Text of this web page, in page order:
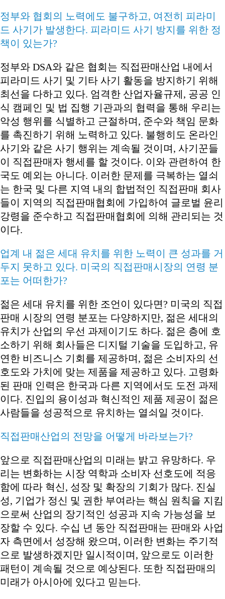
정부와 협회의 노력에도 불구하고, 여전히 피라미
드 사기가 발생한다. 피라미드 사기 방지를 위한 정
책이 있는가?
정부와 DSA와 같은 협회는 직접판매산업 내에서
피라미드 사기 및 기타 사기 활동을 방지하기 위해
최선을 다하고 있다. 엄격한 산업자율규제, 공공 인
식 캠페인 및 법 집행 기관과의 협력을 통해 우리는
악성 행위를 식별하고 근절하며, 준수와 책임 문화
를 촉진하기 위해 노력하고 있다. 불행히도 온라인
사기와 같은 사기 행위는 계속될 것이며, 사기꾼들
이 직접판매자 행세를 할 것이다. 이와 관련하여 한
국도 예외는 아니다. 이러한 문제를 극복하는 열쇠
는 한국 및 다른 지역 내의 합법적인 직접판매 회사
들이 지역의 직접판매협회에 가입하여 글로벌 윤리
강령을 준수하고 직접판매협회에 의해 관리되는 것
이다.
업계 내 젊은 세대 유치를 위한 노력이 큰 성과를 거
두지 못하고 있다. 미국의 직접판매시장의 연령 분
포는 어떠한가?
젊은 세대 유치를 위한 조언이 있다면? 미국의 직접
판매 시장의 연령 분포는 다양하지만, 젊은 세대의
유치가 산업의 우선 과제이기도 하다. 젊은 층에 호
소하기 위해 회사들은 디지털 기술을 도입하고, 유
연한 비즈니스 기회를 제공하며, 젊은 소비자의 선
호도와 가치에 맞는 제품을 제공하고 있다. 고령화
된 판매 인력은 한국과 다른 지역에서도 도전 과제
이다. 진입의 용이성과 혁신적인 제품 제공이 젊은
사람들을 성공적으로 유치하는 열쇠일 것이다.
직접판매산업의 전망을 어떻게 바라보는가?
앞으로 직접판매산업의 미래는 밝고 유망하다. 우
리는 변화하는 시장 역학과 소비자 선호도에 적응
함에 따라 혁신, 성장 및 확장의 기회가 많다. 진실
성, 기업가 정신 및 권한 부여라는 핵심 원칙을 지킴
으로써 산업의 장기적인 성공과 지속 가능성을 보
장할 수 있다. 수십 년 동안 직접판매는 판매와 사업
자 측면에서 성장해 왔으며, 이러한 변화는 주기적
으로 발생하겠지만 일시적이며, 앞으로도 이러한
패턴이 계속될 것으로 예상된다. 또한 직접판매의
미래가 아시아에 있다고 믿는다.